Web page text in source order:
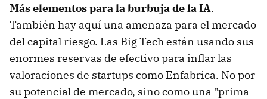
Más elementos para la burbuja de la IA.
También hay aquí una amenaza para el mercado
del capital riesgo. Las Big Tech están usando sus
enormes reservas de efectivo para inflar las
valoraciones de startups como Enfabrica. No por
su potencial de mercado, sino como una "prima